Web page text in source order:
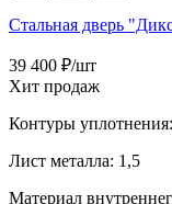
Стальная дверь
39 400 ₽/шт
Хит продаж
Контуры уплотнения:
Лист металла: 1,5
Материал